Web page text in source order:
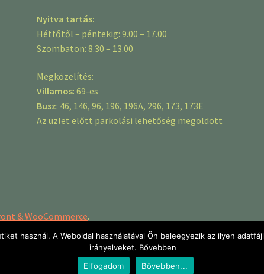
Nyitva tartás:
Hétfőtől – péntekig: 9.00 – 17.00
Szombaton: 8.30 – 13.00
Megközelítés:
Villamos: 69-es
Busz: 46, 146, 96, 196, 196A, 296, 173, 173E
Az üzlet előtt parkolási lehetőség megoldott
& WooCommerce.
használ. A Weboldal használatával Ön beleegyezik az ilyen
irányelveket. Bővebben
Elfogadom
Bővebben...